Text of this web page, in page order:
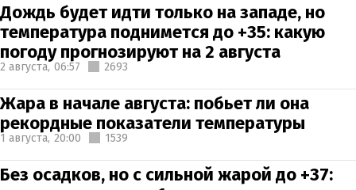
Дождь будет идти только на западе, но
температура поднимется до +35: какую
погоду прогнозируют на 2 августа
2 августа, 06:57 2693
Жара в начале августа: побьет ли она
рекордные показатели температуры
1 августа, 20:00 1539
Без осадков, но с сильной жарой до +37: